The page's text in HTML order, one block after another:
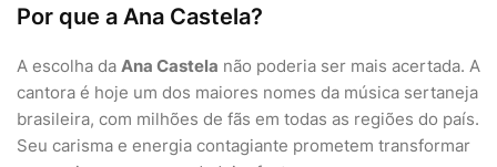
Por que a Ana Castela?
A escolha da Ana Castela não poderia ser mais acertada. A
cantora é hoje um dos maiores nomes da música sertaneja
brasileira, com milhões de fãs em todas as regiões do país.
Seu carisma e energia contagiante prometem transformar